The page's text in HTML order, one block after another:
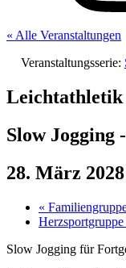
« Alle Veranstaltungen
Veranstaltungsserie:
Leichtathletik
Slow Jogging
28. März
«
Herzsportgruppe
Slow Jogging für